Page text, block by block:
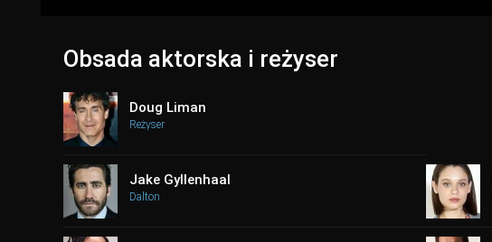
Obsada aktorska i reżyser
Doug Liman
Reżyser
Jake Gyllenhaal
Dalton